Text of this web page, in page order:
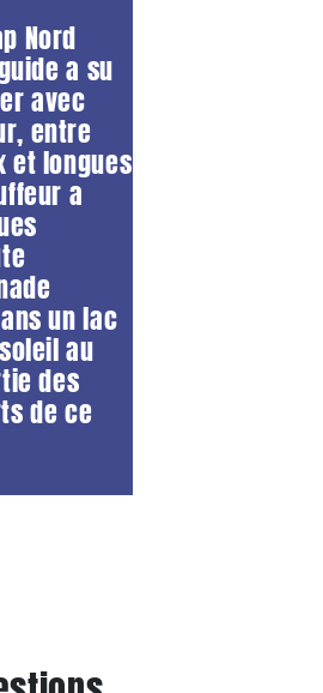
Nord
a su
avec
entre
et longues
a
un lac
au
des
de ce